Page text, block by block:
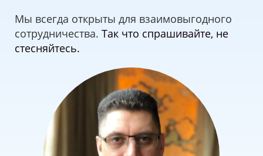
Мы всегда открыты для взаимовыгодного
сотрудничества. Так что спрашивайте, не
стесняйтесь.